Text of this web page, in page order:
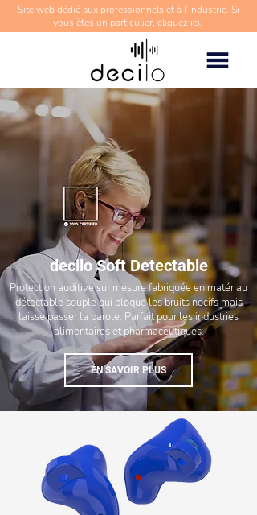
Site web dédié aux professionnels et à l’industrie. Si
vous êtes un particulier, cliquez ici.
decilo Soft Detectable
Protection auditive sur mesure fabriquée en matériau
détectable souple qui bloque les bruits nocifs mais
laisse passer la parole. Parfait pour les industries
alimentaires et pharmaceutiques.
EN SAVOIR PLUS